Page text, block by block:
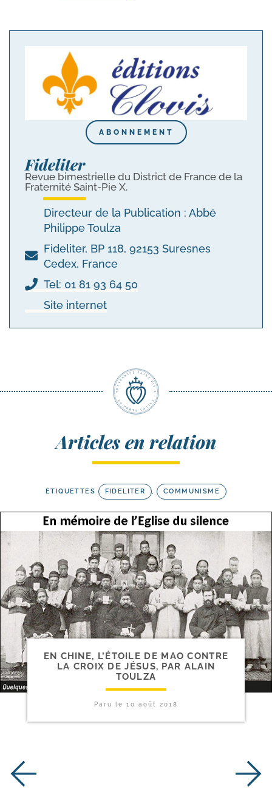
ABONNEMENT
Fideliter
Revue bimestrielle du District de France de la
Fraternité Saint-Pie X.
Directeur de la Publication : Abbé
Philippe Toulza
Fideliter, BP 118, 92153 Suresnes
Cedex, France
Tel: 01 81 93 64 50
Site internet
Articles en relation
ETIQUETTES FIDELITER , COMMUNISME
EN CHINE, L’ÉTOILE DE MAO CONTRE
LA CROIX DE JÉSUS, PAR ALAIN
TOULZA
Paru le 10 août 2018